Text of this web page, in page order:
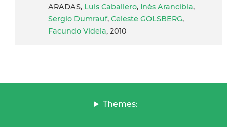
ARADAS, Luis Caballero, Inés Arancibia,
Sergio Dumrauf, Celeste GOLSBERG,
Facundo Videla, 2010
Themes: